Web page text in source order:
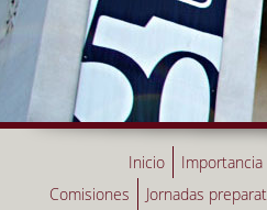
Inicio Importancia
Comisiones
Jornadas